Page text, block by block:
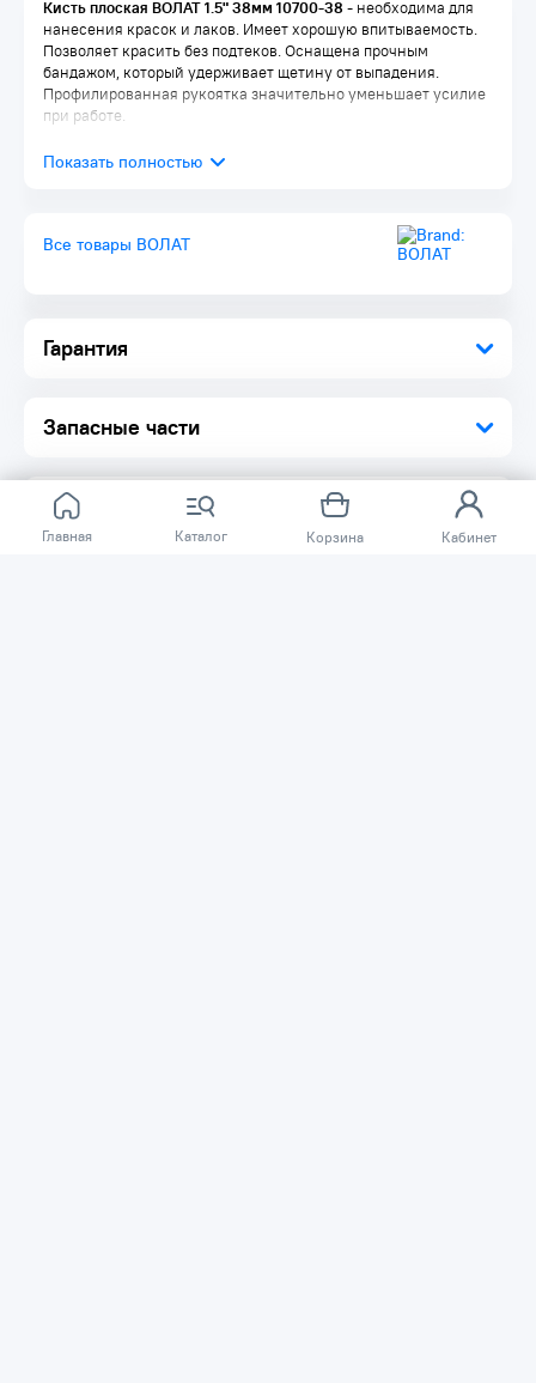
Главная Каталог Корзина Кабинет
Гарантия
Запасные части
Кисть плоская ВОЛАТ 1.5" 38мм 10700-38 - необходима для
нанесения красок и лаков. Имеет хорошую впитываемость.
Позволяет красить без подтеков. Оснащена прочным
бандажом, который удерживает щетину от выпадения.
Профилированная рукоятка значительно уменьшает усилие
при работе.
Все товары ВОЛАТ